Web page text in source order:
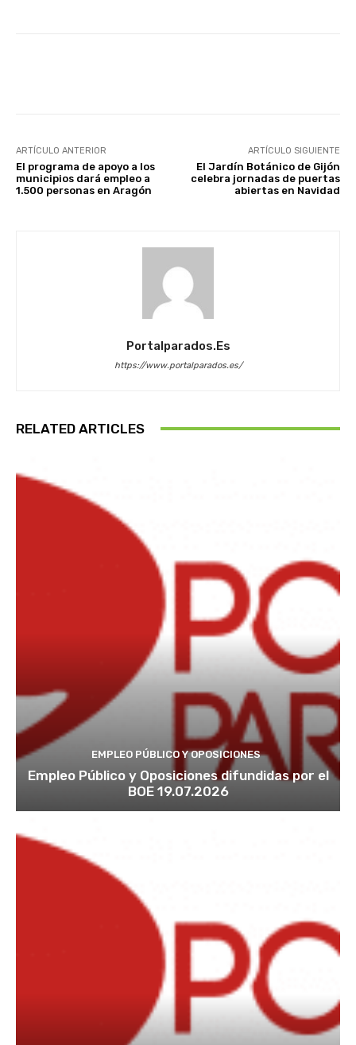
ARTÍCULO ANTERIOR
El programa de apoyo a los
municipios dará empleo a
1.500 personas en Aragón
ARTÍCULO SIGUIENTE
El Jardín Botánico de Gijón
celebra jornadas de puertas
abiertas en Navidad
Portalparados.es
https://www.portalparados.es/
RELATED ARTICLES
EMPLEO PÚBLICO Y OPOSICIONES
Empleo Público y Oposiciones difundidas por el
BOE 19.07.2026